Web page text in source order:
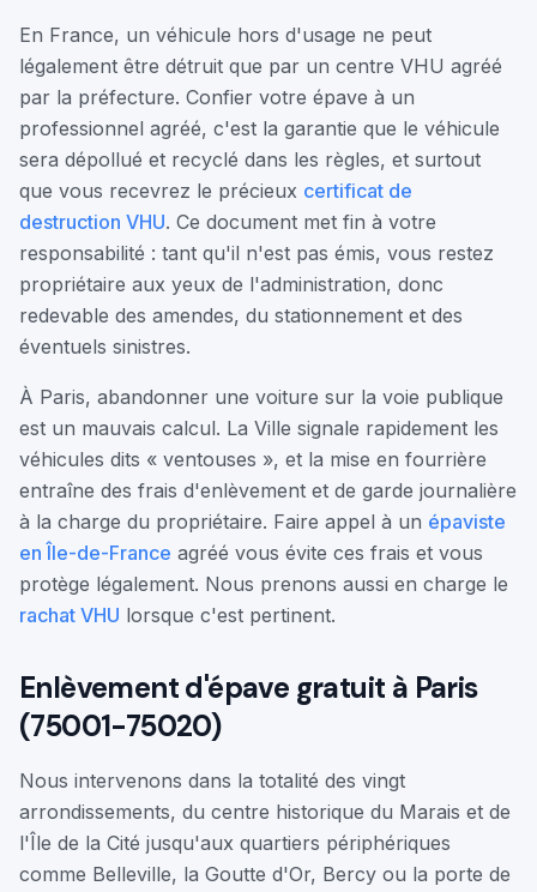
En France, un véhicule hors d'usage ne peut
légalement être détruit que par un centre VHU agréé
par la préfecture. Confier votre épave à un
professionnel agréé, c'est la garantie que le véhicule
sera dépollué et recyclé dans les règles, et surtout
que vous recevrez le précieux certificat de
destruction VHU. Ce document met fin à votre
responsabilité : tant qu'il n'est pas émis, vous restez
propriétaire aux yeux de l'administration, donc
redevable des amendes, du stationnement et des
éventuels sinistres.
À Paris, abandonner une voiture sur la voie publique
est un mauvais calcul. La Ville signale rapidement les
véhicules dits « ventouses », et la mise en fourrière
entraîne des frais d'enlèvement et de garde journalière
à la charge du propriétaire. Faire appel à un épaviste
en Île-de-France agréé vous évite ces frais et vous
protège légalement. Nous prenons aussi en charge le
rachat VHU lorsque c'est pertinent.
Enlèvement d'épave gratuit à Paris
(75001-75020)
Nous intervenons dans la totalité des vingt
arrondissements, du centre historique du Marais et de
l'Île de la Cité jusqu'aux quartiers périphériques
comme Belleville, la Goutte d'Or, Bercy ou la porte de